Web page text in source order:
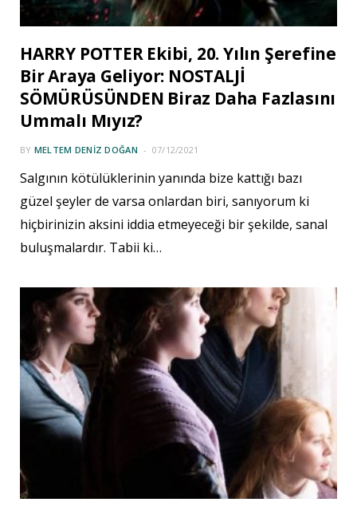
HARRY POTTER Ekibi, 20. Yılın Şerefine
Bir Araya Geliyor: NOSTALJİ
SÖMÜRÜSÜNDEN Biraz Daha Fazlasını
Ummalı Mıyız?
BY MELTEM DENIZ DOĞAN 07/12/2021
Salgının kötülüklerinin yanında bize kattığı bazı
güzel şeyler de varsa onlardan biri, sanıyorum ki
hiçbirinizin aksini iddia etmeyeceği bir şekilde, sanal
buluşmalardır. Tabii ki…